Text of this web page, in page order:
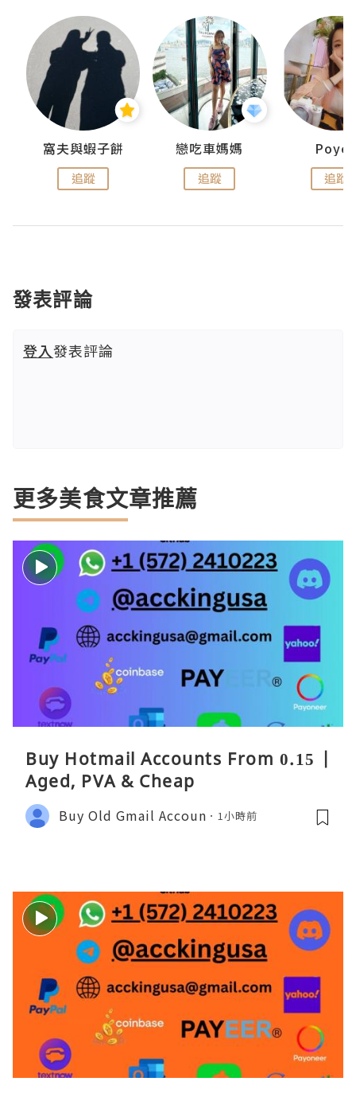
窩夫與蝦子餅
追蹤
戀吃車媽媽
追蹤 追蹤
發表評論
登入發表評論
更多美食文章推薦
Buy Hotmail Accounts From 0.15 |
Aged, PVA & Cheap
Buy Old Gmail Accoun 1小時前